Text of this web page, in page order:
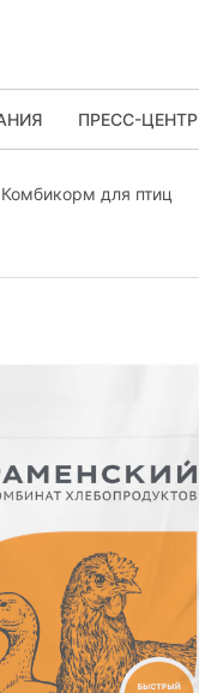
ПРЕСС-ЦЕНТР
Комбикорм для птиц